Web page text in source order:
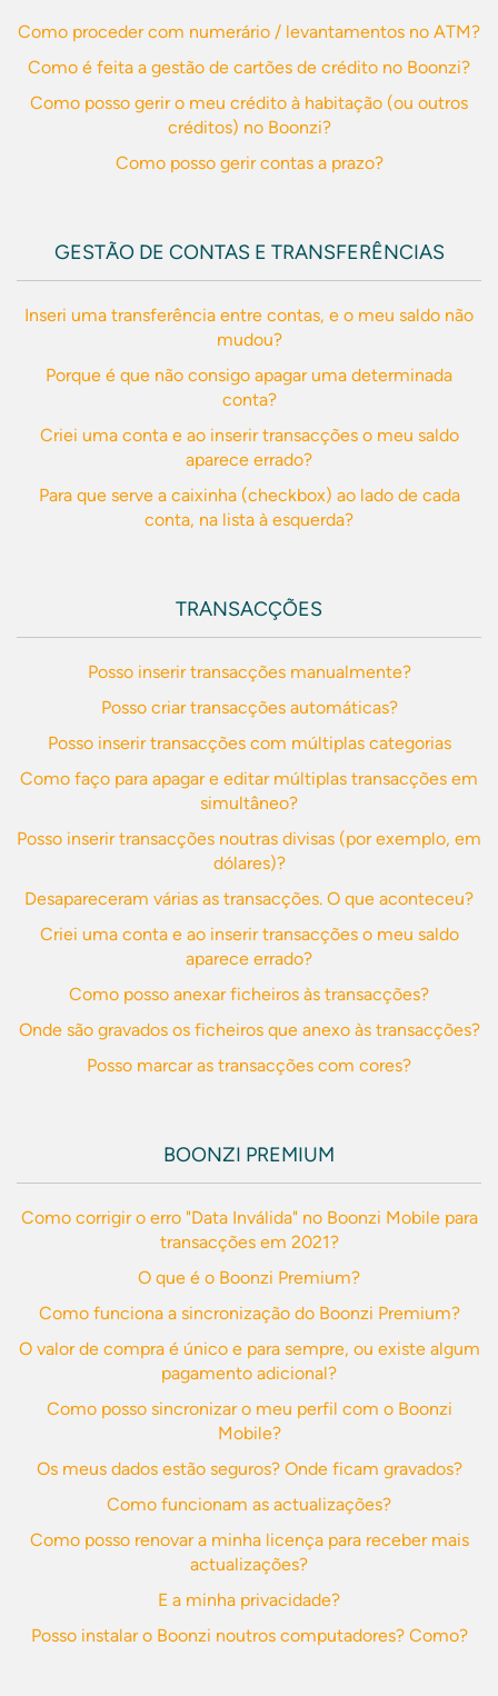
Como proceder com numerário / levantamentos no ATM?
Como é feita a gestão de cartões de crédito no Boonzi?
Como posso gerir o meu crédito à habitação (ou outros
créditos) no Boonzi?
Como posso gerir contas a prazo?
GESTÃO DE CONTAS E TRANSFERÊNCIAS
Inseri uma transferência entre contas, e o meu saldo não
mudou?
Porque é que não consigo apagar uma determinada
conta?
Criei uma conta e ao inserir transacções o meu saldo
aparece errado?
Para que serve a caixinha (checkbox) ao lado de cada
conta, na lista à esquerda?
TRANSACÇÕES
Posso inserir transacções manualmente?
Posso criar transacções automáticas?
Posso inserir transacções com múltiplas categorias
Como faço para apagar e editar múltiplas transacções em
simultâneo?
Posso inserir transacções noutras divisas (por exemplo, em
dólares)?
Desapareceram várias as transacções. O que aconteceu?
Criei uma conta e ao inserir transacções o meu saldo
aparece errado?
Como posso anexar ficheiros às transacções?
Onde são gravados os ficheiros que anexo às transacções?
Posso marcar as transacções com cores?
BOONZI PREMIUM
Como corrigir o erro "Data Inválida" no Boonzi Mobile para
transacções em 2021?
O que é o Boonzi Premium?
Como funciona a sincronização do Boonzi Premium?
O valor de compra é único e para sempre, ou existe algum
pagamento adicional?
Como posso sincronizar o meu perfil com o Boonzi
Mobile?
Os meus dados estão seguros? Onde ficam gravados?
Como funcionam as actualizações?
Como posso renovar a minha licença para receber mais
actualizações?
E a minha privacidade?
Posso instalar o Boonzi noutros computadores? Como?